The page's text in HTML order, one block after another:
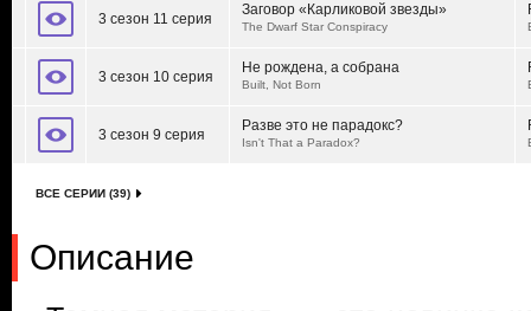
3 сезон 11 серия
Заговор «Карликовой звезды»
The Dwarf Star Conspiracy
3 сезон 10 серия
Не рождена, а собрана
Built, Not Born
3 сезон 9 серия
Разве это не парадокс?
Isn't That a Paradox?
ВСЕ СЕРИИ (39)
Описание